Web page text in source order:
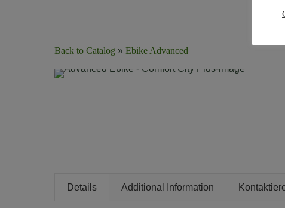
Back to Catalog Ebike Advanced
Details Additional Information